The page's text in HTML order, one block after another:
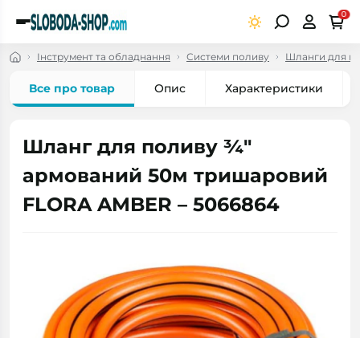
0
Інструмент та обладнання Системи поливу Шланги для
Все про товар Опис Характеристики
Шланг для поливу ¾"
армований 50м тришаровий
FLORA AMBER – 5066864